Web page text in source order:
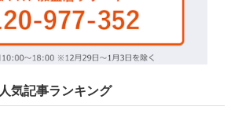
人気記事ランキング